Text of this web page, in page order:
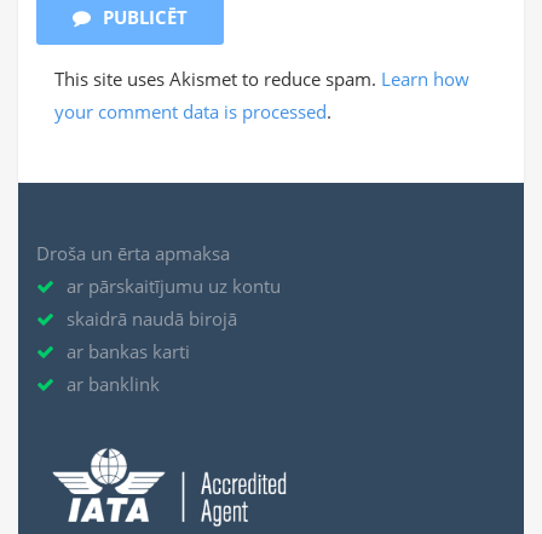
PUBLICĒT
This site uses Akismet to reduce spam. Learn how
your comment data is processed.
Droša un ērta apmaksa
ar pārskaitījumu uz kontu
skaidrā naudā birojā
ar bankas karti
ar banklink